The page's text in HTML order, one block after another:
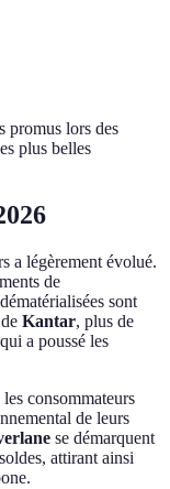
promus lors des
plus belles
a légèrement évolué.
de
sont
Kantar, plus de
a poussé les
consommateurs
de leurs
se démarquent
attirant ainsi